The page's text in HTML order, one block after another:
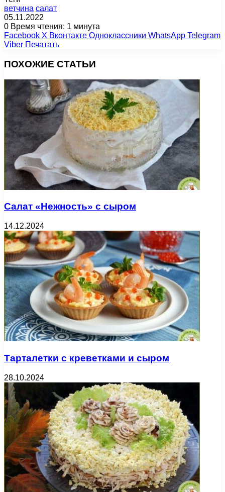
ветчина салат
05.11.2022
0 Время чтения: 1 минута
Facebook X Вконтакте Одноклассники WhatsApp Telegram
Viber Печатать
ПОХОЖИЕ СТАТЬИ
Салат «Нежность» с сыром
14.12.2024
Тарталетки с креветками и сыром
28.10.2024